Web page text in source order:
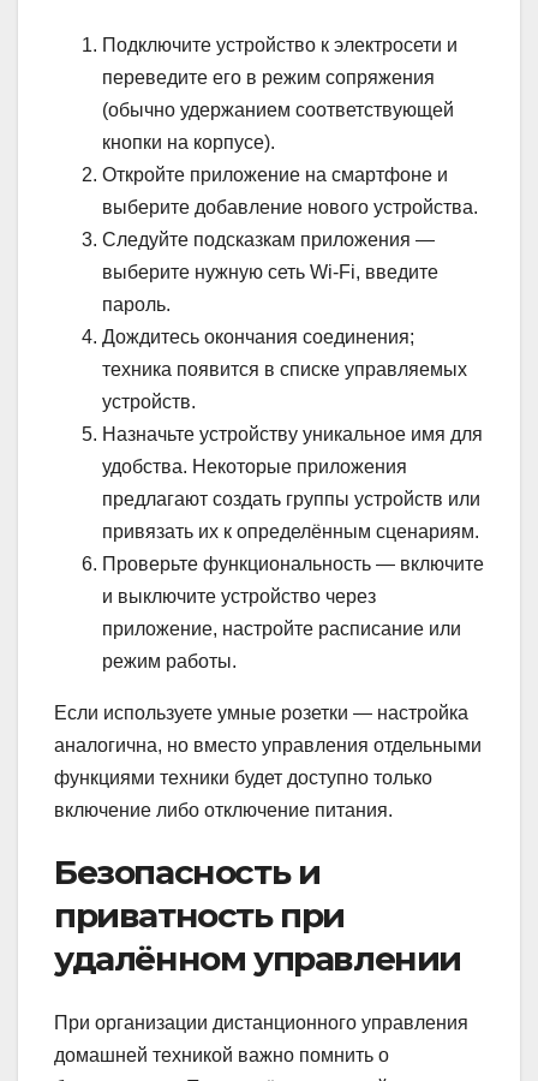
Подключите устройство к электросети и
переведите его в режим сопряжения
(обычно удержанием соответствующей
кнопки на корпусе).
Откройте приложение на смартфоне и
выберите добавление нового устройства.
Следуйте подсказкам приложения —
выберите нужную сеть Wi-Fi, введите
пароль.
Дождитесь окончания соединения;
техника появится в списке управляемых
устройств.
Назначьте устройству уникальное имя для
удобства. Некоторые приложения
предлагают создать группы устройств или
привязать их к определённым сценариям.
Проверьте функциональность — включите
и выключите устройство через
приложение, настройте расписание или
режим работы.
Если используете умные розетки — настройка
аналогична, но вместо управления отдельными
функциями техники будет доступно только
включение либо отключение питания.
Безопасность и
приватность при
удалённом управлении
При организации дистанционного управления
домашней техникой важно помнить о